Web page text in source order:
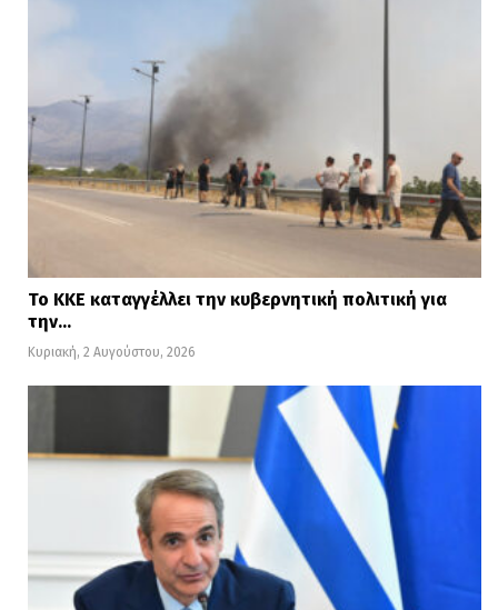
Το ΚΚΕ καταγγέλλει την κυβερνητική πολιτική για
την…
Κυριακή, 2 Αυγούστου, 2026